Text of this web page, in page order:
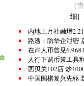
（
细]
内地上月社融增
路透：防华企泄密
在岸人币曾见
人行下调币策工具
西贝关102店 炒
中国围棋复兴先驱